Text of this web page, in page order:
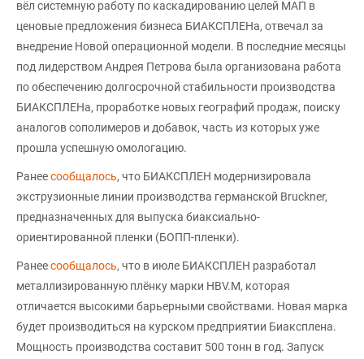
вёл системную работу по каскадированию целей МАП в
ценовые предложения бизнеса БИАКСПЛЕНа, отвечал за
внедрение Новой операционной модели. В последние месяцы
под лидерством Андрея Петрова была организована работа
по обеспечению долгосрочной стабильности производства
БИАКСПЛЕНа, проработке новых географий продаж, поиску
аналогов сополимеров и добавок, часть из которых уже
прошла успешную омологацию.
Ранеесообщалось, что БИАКСПЛЕН модернизировала
экструзионные линии производства германской Bruckner,
предназначенных для выпуска биаксиально-
ориентированной пленки (БОПП-пленки).
Ранеесообщалось, что в июле БИАКСПЛЕН разработал
металлизированную плёнку марки HBV.M, которая
отличается высокими барьерными свойствами. Новая марка
будет производиться на курском предприятии Биаксплена.
Мощность производства составит 500 тонн в год. Запуск